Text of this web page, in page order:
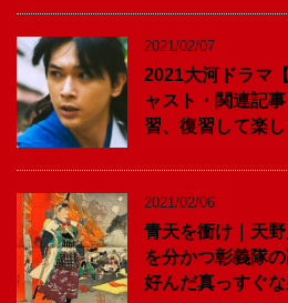
2021/02/07
2021大河ドラマ
ャスト・関連記
習、復習して楽し
2021/02/06
青天を衝け｜天
を分かつ彰義隊
好んだ真っすぐな